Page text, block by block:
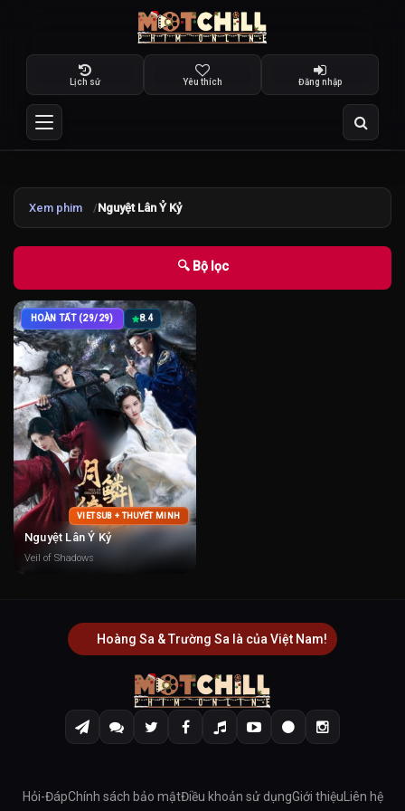
Lịch sử Yêu thích Đăng nhập
Xem phim Nguyệt Lân Ỷ Kỷ
🔍 Bộ lọc
HOÀN TẤT (29/29) 8.4
VIETSUB + THUYẾT MINH
Nguyệt Lân Ỷ Kỷ
Veil of Shadows
Hoàng Sa & Trường Sa là của Việt Nam!
Hỏi-ĐápChính sách bảo mậtĐiều khoản sử dụngGiới thiệuLiên hệ